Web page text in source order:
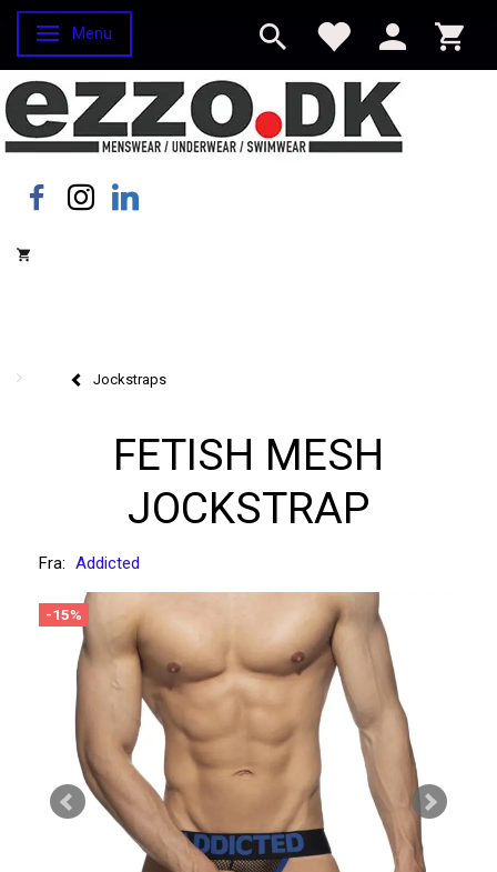
Skifte navigation
Menu
Jockstraps
FETISH MESH
JOCKSTRAP
Fra: Addicted
-15%